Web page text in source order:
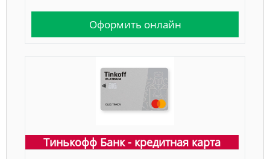
Оформить онлайн
Тинькофф Банк - кредитная карта